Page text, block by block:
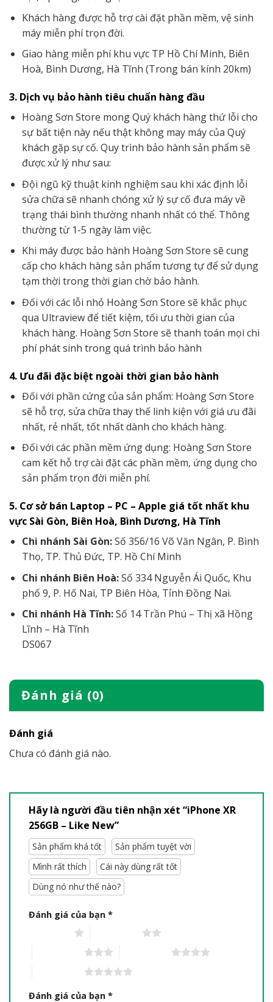
Khách hàng được hỗ trợ cài đặt phần mềm, vệ sinh
máy miễn phí trọn đời.
Giao hàng miễn phí khu vực TP Hồ Chí Minh, Biên
Hoà, Bình Dương, Hà Tĩnh (Trong bán kính 20km)
3. Dịch vụ bảo hành tiêu chuẩn hàng đầu
Hoàng Sơn Store mong Quý khách hàng thứ lỗi cho
sự bất tiện này nếu thật không may máy của Quý
khách gặp sự cố. Quy trình bảo hành sản phẩm sẽ
được xử lý như sau:
Đội ngũ kỹ thuật kinh nghiệm sau khi xác định lỗi
sửa chữa sẽ nhanh chóng xử lý sự cố đưa máy về
trạng thái bình thường nhanh nhất có thể. Thông
thường từ 1-5 ngày làm việc.
Khi máy được bảo hành Hoàng Sơn Store sẽ cung
cấp cho khách hàng sản phẩm tương tự để sử dụng
tạm thời trong thời gian chờ bảo hành.
Đối với các lỗi nhỏ Hoàng Sơn Store sẽ khắc phục
qua Ultraview để tiết kiệm, tối ưu thời gian của
khách hàng. Hoàng Sơn Store sẽ thanh toán mọi chi
phí phát sinh trong quá trình bảo hành
4. Ưu đãi đặc biệt ngoài thời gian bảo hành
Đối với phần cứng của sản phẩm: Hoàng Sơn Store
sẽ hỗ trợ, sửa chữa thay thế linh kiện với giá ưu đãi
nhất, rẻ nhất, tốt nhất dành cho khách hàng.
Đối với các phần mềm ứng dụng: Hoàng Sơn Store
cam kết hỗ trợ cài đặt các phần mềm, ứng dụng cho
sản phẩm trọn đời miễn phí.
5. Cơ sở bán Laptop – PC – Apple giá tốt nhất khu
vực Sài Gòn, Biên Hoà, Bình Dương, Hà Tĩnh
Chi nhánh Sài Gòn:Số 356/16 Võ Văn Ngân, P. Bình
Thọ, TP. Thủ Đức, TP. Hồ Chí Minh
Chi nhánh Biên Hoà:Số 334 Nguyễn Ái Quốc, Khu
phố 9, P. Hố Nai, TP Biên Hòa, Tỉnh Đồng Nai.
Chi nhánh Hà Tĩnh:Số 14 Trần Phú – Thị xã Hồng
Lĩnh – Hà Tĩnh
DS067
Đánh giá (0)
Đánh giá
Chưa có đánh giá nào.
Hãy là người đầu tiên nhận xét “iPhone XR
256GB – Like New”
Sản phẩm khá tốt
Sản phẩm tuyệt vời
Mình rất thích
Cái này dùng rất tốt
Dùng nó như thế nào?
Đánh giá của bạn *
Đánh giá của bạn *